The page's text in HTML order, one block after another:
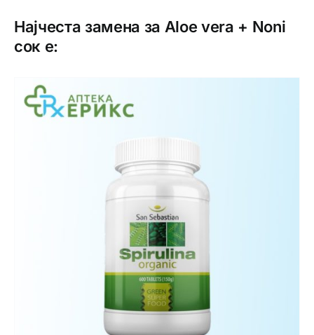
Најчеста замена за Aloe vera + Noni
сок е: